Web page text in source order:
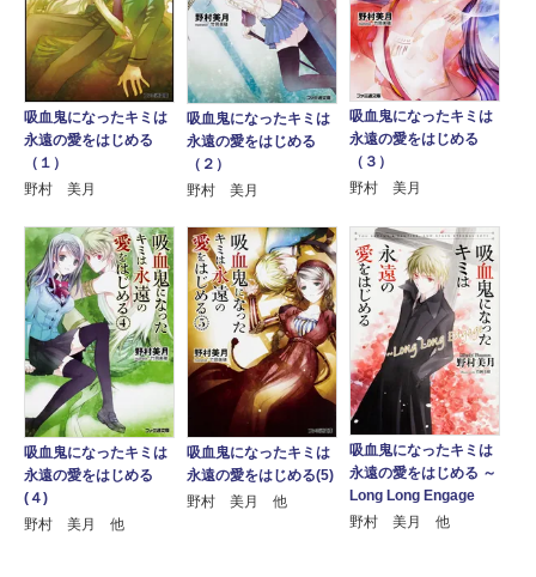
吸血鬼になったキミは
永遠の愛をはじめる
（１）
野村 美月
吸血鬼になったキミは
永遠の愛をはじめる
（２）
野村 美月
吸血鬼になったキミは
永遠の愛をはじめる
（３）
野村 美月
吸血鬼になったキミは
永遠の愛をはじめる
(４)
野村 美月 他
吸血鬼になったキミは
永遠の愛をはじめる(5)
野村 美月 他
吸血鬼になったキミは
永遠の愛をはじめる ～
Long Long Engage
野村 美月 他